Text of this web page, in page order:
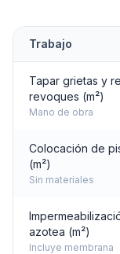
Trabajo
Tapar grietas y
revoques (m²)
Mano de obra
Colocación de
(m²)
Sin materiales
azotea (m²)
Incluye membrana